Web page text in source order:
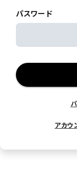
パスワード
アカウ